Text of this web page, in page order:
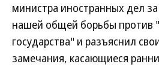
министра иностранных дел
нашей общей борьбы против
государства" и разъяснил
замечания, касающиеся